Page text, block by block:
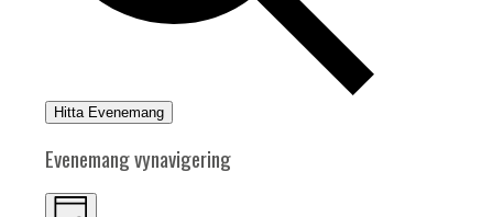
Hitta Evenemang
Evenemang vynavigering